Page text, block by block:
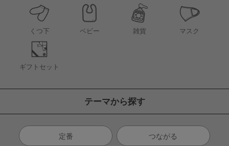
くつ下 ベビー 雑貨 マスク
ギフトセット
テーマから探す
定番 つながる